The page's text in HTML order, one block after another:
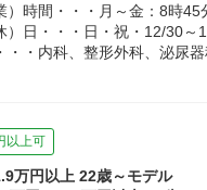
）時間・・・月～金：8時
）日・・・日・祝・12/30～
・・内科、整形外科、泌尿
以上可
万円以上 22歳～モデル